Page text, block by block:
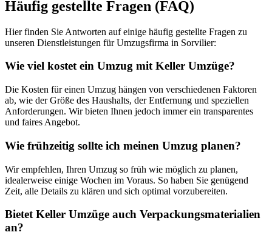
Häufig gestellte Fragen (FAQ)
Hier finden Sie Antworten auf einige häufig gestellte Fragen zu
unseren Dienstleistungen für Umzugsfirma in Sorvilier:
Wie viel kostet ein Umzug mit Keller Umzüge?
Die Kosten für einen Umzug hängen von verschiedenen Faktoren
ab, wie der Größe des Haushalts, der Entfernung und speziellen
Anforderungen. Wir bieten Ihnen jedoch immer ein transparentes
und faires Angebot.
Wie frühzeitig sollte ich meinen Umzug planen?
Wir empfehlen, Ihren Umzug so früh wie möglich zu planen,
idealerweise einige Wochen im Voraus. So haben Sie genügend
Zeit, alle Details zu klären und sich optimal vorzubereiten.
Bietet Keller Umzüge auch Verpackungsmaterialien
an?